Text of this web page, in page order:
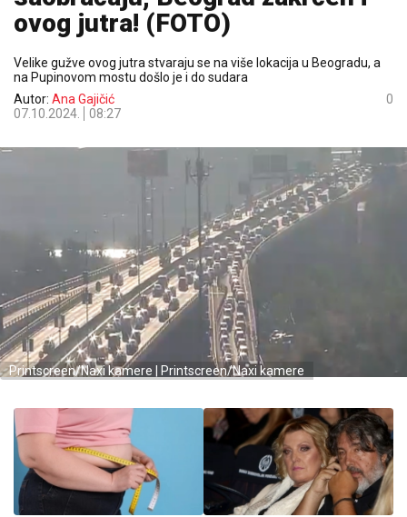
ovog jutra! (FOTO)
Velike gužve ovog jutra stvaraju se na više lokacija u Beogradu, a
na Pupinovom mostu došlo je i do sudara
Autor: Ana Gajičić
07.10.2024.
08:27
0
Printscreen/Naxi kamere | Printscreen/Naxi kamere